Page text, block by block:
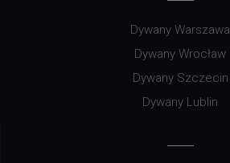
Dywany Warszawa
Dywany Wrocław
Dywany Szczecin
Dywany Lublin